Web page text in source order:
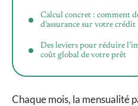
Calcul concret : comment
d’assurance sur votre crédit
Des leviers pour réduire
coût global de votre prêt
Chaque mois, la mensualité